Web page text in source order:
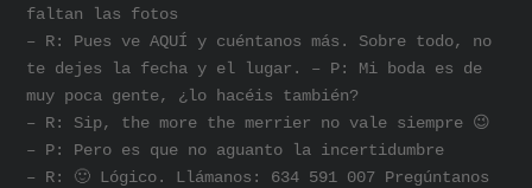
faltan las fotos
– R: Pues ve AQUÍ y cuéntanos más. Sobre todo, no
te dejes la fecha y el lugar. – P: Mi boda es de
muy poca gente, ¿lo hacéis también?
– R: Sip, the more the merrier no vale siempre 😉
– P: Pero es que no aguanto la incertidumbre
– R: 🙂 Lógico. Llámanos: 634 591 007 Pregúntanos